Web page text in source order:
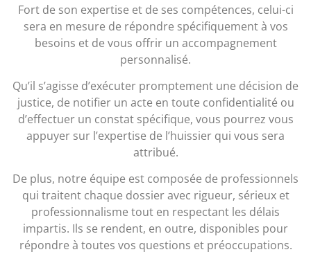
Fort de son expertise et de ses compétences, celui-ci
sera en mesure de répondre spécifiquement à vos
besoins et de vous offrir un accompagnement
personnalisé.
Qu’il s’agisse d’exécuter promptement une décision de
justice, de notifier un acte en toute confidentialité ou
d’effectuer un constat spécifique, vous pourrez vous
appuyer sur l’expertise de l’huissier qui vous sera
attribué.
De plus, notre équipe est composée de professionnels
qui traitent chaque dossier avec rigueur, sérieux et
professionnalisme tout en respectant les délais
impartis. Ils se rendent, en outre, disponibles pour
répondre à toutes vos questions et préoccupations.